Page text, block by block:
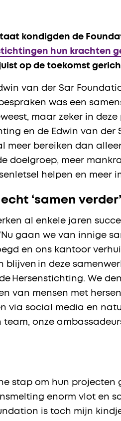
kondigden de
hun krachten
op de toekomst
van der Sar
was een
maar zeker in
en de Edwin van der
meer bereiken dan
doelgroep, meer
helpen en meer
‘samen verder’
al enkele jaren
gaan we van innige
en ons kantoor
in deze
Hersenstichting. We
van mensen met
via social media en
onze
stap om hun projecten
enorm vlot en
is toch mijn